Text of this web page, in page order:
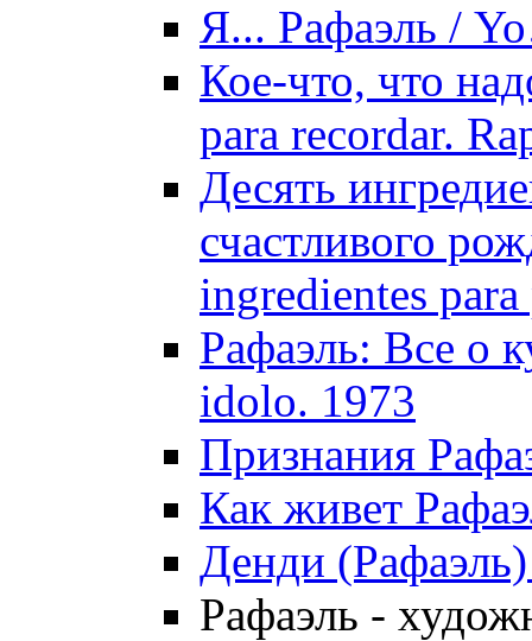
Я... Рафаэль /
Кое-что, что
para recordar.
Десять
счастливого
ingredientes
Рафаэль: Все о
idolo. 1973
Признания
Как живет
Денди
Рафаэль -